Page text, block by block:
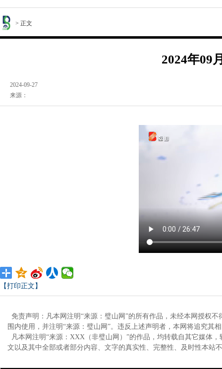
> 正文
2024年09
2024-09-27
来源：
【打印正文】
免责声明：凡本网注明“来源：璧山网”的所有作品，未经本网授权
围内使用，并注明“来源：璧山网”。违反上述声明者，本网将追究其
凡本网注明“来源：XXX（非璧山网）”的作品，均转载自其它媒体
文以及其中全部或者部分内容、文字的真实性、完整性、及时性本站